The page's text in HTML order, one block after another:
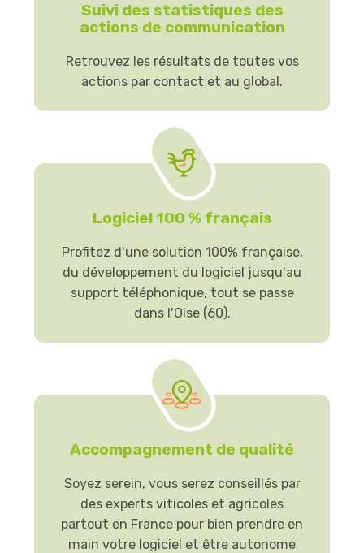
Suivi des statistiques des
actions de communication
Retrouvez les résultats de toutes vos
actions par contact et au global.
Logiciel 100 % français
Profitez d'une solution 100% française,
du développement du logiciel jusqu'au
support téléphonique, tout se passe
dans l'Oise (60).
Accompagnement de qualité
Soyez serein, vous serez conseillés par
des experts viticoles et agricoles
partout en France pour bien prendre en
main votre logiciel et être autonome